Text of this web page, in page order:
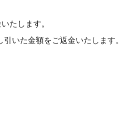
たします。
いた金額をご返金いたします。